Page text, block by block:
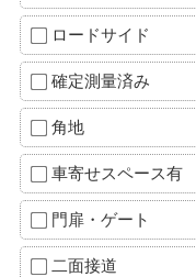
ロードサイド
確定測量済み
角地
車寄せスペース有
門扉・ゲート
二面接道